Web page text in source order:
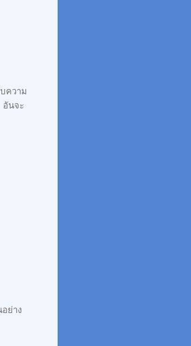
ความ
นจะ
ย่าง